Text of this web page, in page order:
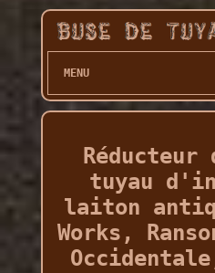
MENU
Réducteur
tuyau
laiton
Works,